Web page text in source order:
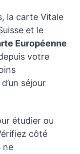
la carte Vitale
et le
Européenne
votre
séjour
étudier ou
côté
ne